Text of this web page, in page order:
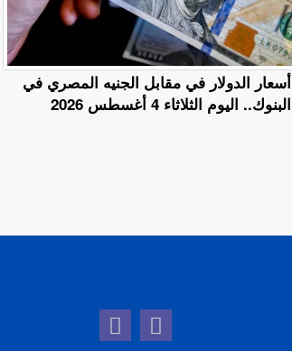
أسعار الدولار في مقابل الجنيه المصري في
البنوك.. اليوم الثلاثاء 4 أغسطس 2026